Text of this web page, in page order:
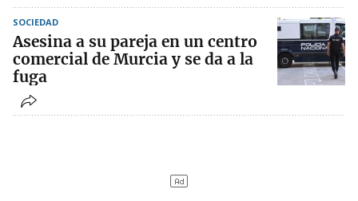
SOCIEDAD
Asesina a su pareja en un centro
comercial de Murcia y se da a la
fuga